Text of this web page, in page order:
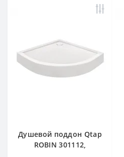
Душевой поддон Qtap
ROBIN 301112,